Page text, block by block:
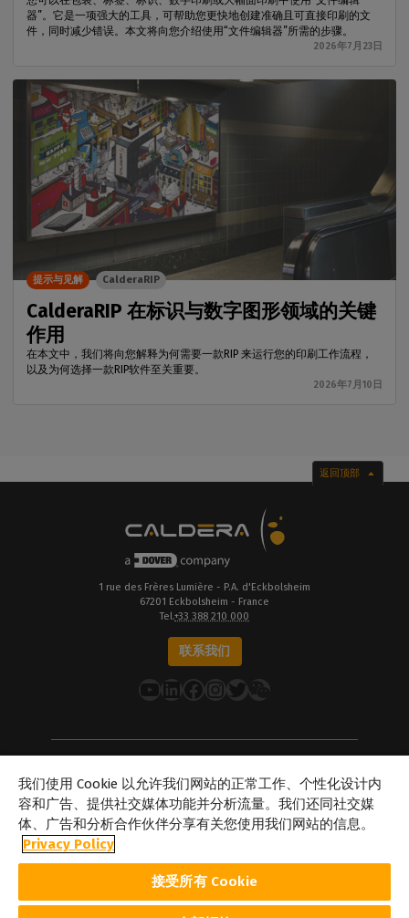
器”。它是一项强大的工具，可帮助您更快地创建准确且可直接印刷的文
件，同时减少错误。本文将向您介绍使用“文件编辑器”所需的步骤。
2026年7月23日
CalderaRIP 在标识与数字图形领域的关键
作用
在本文中，我们将向您解释为何需要一款RIP 来运行您的印刷工作流程，
以及为何选择一款RIP软件至关重要。
2026年7月10日
提示与见解 CalderaRIP
返回顶部
1 rue des Frères Lumière - P.A. d'Eckbolsheim
67201 Eckbolsheim - France
Tel.+33 388 210 000
联系我们
YouTube
LinkedIn
在 Facebook 上Instagram
推特
关于Caldera
我们的地点
关于Dover
合作伙伴
及品牌名称均为其各自所有者的财产。此处展示的所有图像和照片版
我们使用 Cookie 以允许我们网站的正常工作、个性化设计内
容和广告、提供社交媒体功能并分析流量。我们还同社交媒
体、广告和分析合作伙伴分享有关您使用我们网站的信息。
Privacy Policy
接受所有 Cookie